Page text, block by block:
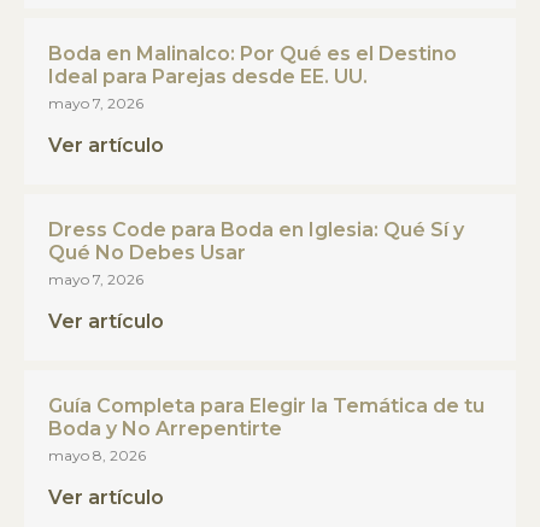
Boda en Malinalco: Por Qué es el Destino
Ideal para Parejas desde EE. UU.
mayo 7, 2026
Ver artículo
Dress Code para Boda en Iglesia: Qué Sí y
Qué No Debes Usar
mayo 7, 2026
Ver artículo
Guía Completa para Elegir la Temática de tu
Boda y No Arrepentirte
mayo 8, 2026
Ver artículo